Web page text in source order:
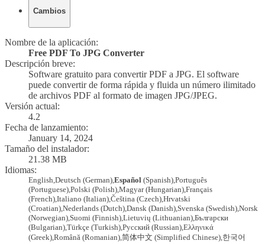
Cambios
Nombre de la aplicación:
Free PDF To JPG Converter
Descripción breve:
Software gratuito para convertir PDF a JPG. El software
puede convertir de forma rápida y fluida un número ilimitado
de archivos PDF al formato de imagen JPG/JPEG.
Versión actual:
4.2
Fecha de lanzamiento:
January 14, 2024
Tamaño del instalador:
21.38 MB
Idiomas:
English,Deutsch (German),Español (Spanish),Português
(Portuguese),Polski (Polish),Magyar(Hungarian),Français
(French),Italiano (Italian),Čeština (Czech),Hrvatski
(Croatian),Nederlands (Dutch),Dansk (Danish),Svenska (Swedish),Norsk
(Norwegian),Suomi (Finnish),Lietuvių (Lithuanian),Български
(Bulgarian),Türkçe (Turkish),Русский (Russian),Ελληνικά
(Greek),Română (Romanian),简体中文 (Simplified Chinese),한국어